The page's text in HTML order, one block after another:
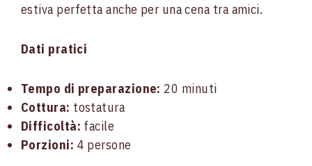
estiva perfetta anche per una cena tra amici.
Dati pratici
Tempo di preparazione: 20 minuti
Cottura: tostatura
Difficoltà: facile
Porzioni: 4 persone